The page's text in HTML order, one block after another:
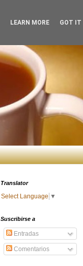
Translator
Select Language ▼
Suscribirse a
Entradas
Comentarios
LEARN MORE GOT IT